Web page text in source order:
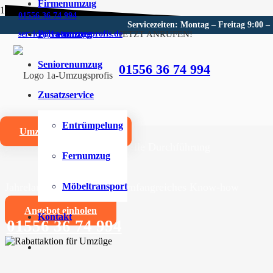
01556 36 74 994
service@1a-umzugsprofis.de
Servicezeiten: Montag – Freitag 9:00 –
JETZT ANRUFEN!
01556 36 74 994
Firmenumzug
Privatumzug
Seniorenumzug
Zusatzservice
Entrümpelung
Fernumzug
Möbeltransport
Kontakt
Umzugskostenrechner
Umzugsunternehmen für
Wir sind Ihr kompetentes Umzugsunternehmen für
Zuverlässige und professionelle Durchführung
Jahrelange Erfahrung und umfangreiches Know-how
Angebot einholen
01556 36 74 994